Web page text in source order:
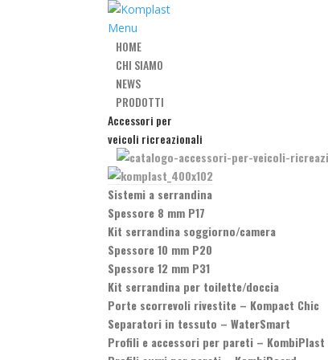
Menu
HOME
CHI SIAMO
NEWS
PRODOTTI
Accessori per
veicoli ricreazionali
Sistemi a serrandina
Spessore 8 mm P17
Kit serrandina soggiorno/camera
Spessore 10 mm P20
Spessore 12 mm P31
Kit serrandina per toilette/doccia
Porte scorrevoli rivestite – Kompact Chic
Separatori in tessuto –WaterSmart
Profili e accessori per pareti – KombiPlast